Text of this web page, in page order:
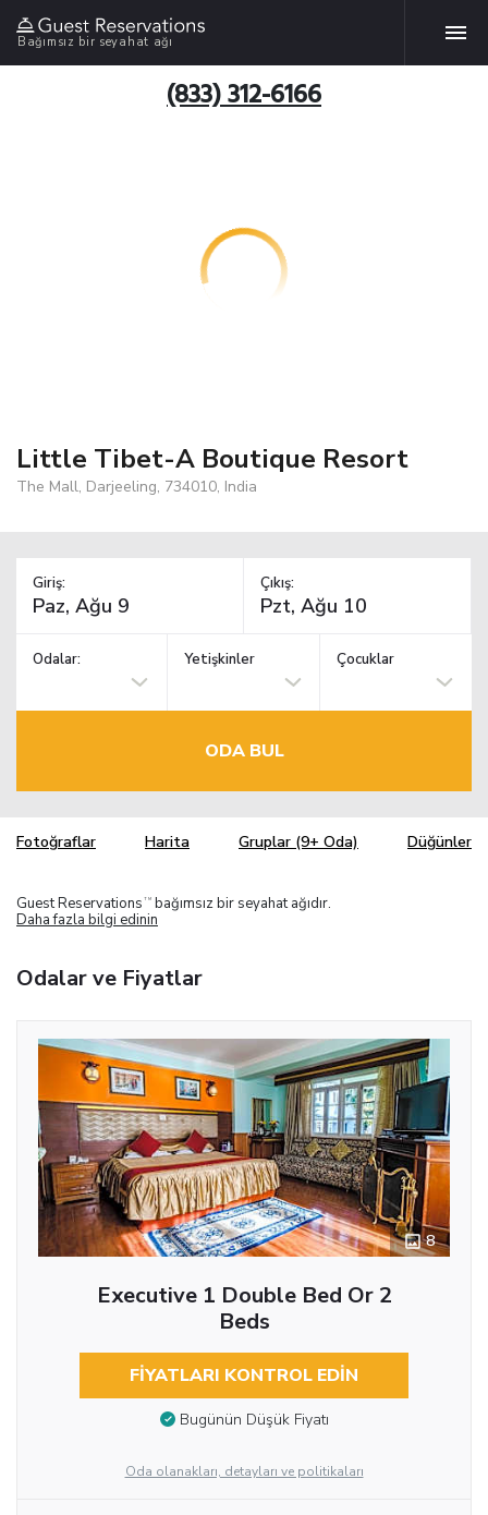
Bağımsız bir seyahat ağı
(833) 312-6166
Little Tibet-A Boutique Resort
The Mall, Darjeeling, 734010, India
Giriş: Çıkış:
Odalar: Yetişkinler Çocuklar
ODA BUL
Fotoğraflar Harita Gruplar (9+ Oda) Düğünler
Guest Reservations TM bağımsız bir seyahat ağıdır.
Daha fazla bilgi edinin
Odalar ve Fiyatlar
8
Executive 1 Double Bed Or 2
Beds
FIYATLARI KONTROL EDIN
Bugünün Düşük Fiyatı
Oda olanakları, detayları ve politikaları